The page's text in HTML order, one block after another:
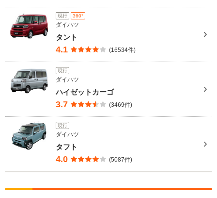
現行 360°
ダイハツ
タント
4.1 (16534件)
現行
ダイハツ
ハイゼットカーゴ
3.7 (3469件)
現行
ダイハツ
タフト
4.0 (5087件)